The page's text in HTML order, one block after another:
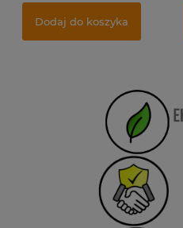
Dodaj do koszyka